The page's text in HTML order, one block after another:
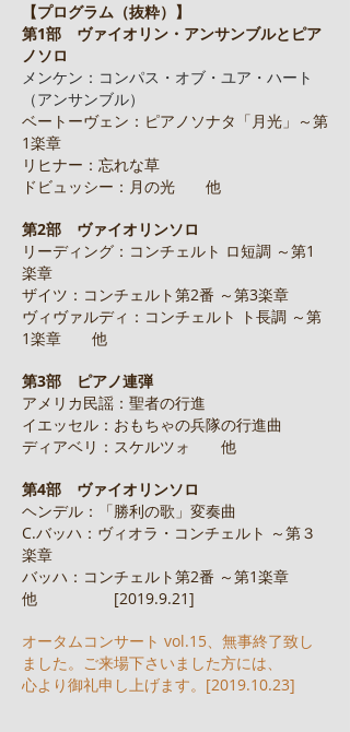
【プログラム（抜粋）】
第1部 ヴァイオリン・アンサンブルとピア
ノソロ
メンケン：コンパス・オブ・ユア・ハート
（アンサンブル）
ベートーヴェン：ピアノソナタ「月光」～第
1楽章
リヒナー：忘れな草
ドビュッシー：月の光 他
第2部 ヴァイオリンソロ
リーディング：コンチェルト ロ短調 ～第1
楽章
ザイツ：コンチェルト第2番 ～第3楽章
ヴィヴァルディ：コンチェルト ト長調 ～第
1楽章 他
第3部 ピアノ連弾
アメリカ民謡：聖者の行進
イエッセル：おもちゃの兵隊の行進曲
ディアベリ：スケルツォ 他
第4部 ヴァイオリンソロ
ヘンデル：「勝利の歌」変奏曲
C.バッハ：ヴィオラ・コンチェルト ～第３
楽章
バッハ：コンチェルト第2番 ～第1楽章
他 [2019.9.21]
オータムコンサート vol.15、無事終了致し
ました。ご来場下さいました方には、
​心より御礼申し上げます。[2019.10.23]